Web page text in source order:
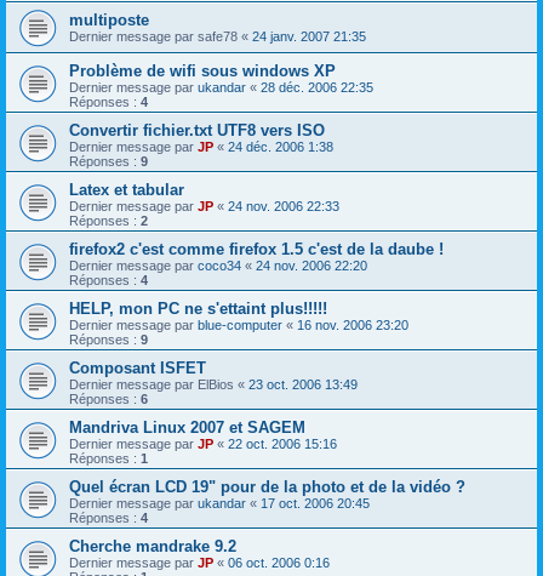
multiposte
Dernier message par safe78 « 24 janv. 2007 21:35
Problème de wifi sous windows XP
Dernier message par ukandar « 28 déc. 2006 22:35
Réponses : 4
Convertir fichier.txt UTF8 vers ISO
Dernier message par JP « 24 déc. 2006 1:38
Réponses : 9
Latex et tabular
Dernier message par JP « 24 nov. 2006 22:33
Réponses : 2
firefox2 c'est comme firefox 1.5 c'est de la daube !
Dernier message par coco34 « 24 nov. 2006 22:20
Réponses : 4
HELP, mon PC ne s'ettaint plus!!!!!
Dernier message par blue-computer « 16 nov. 2006 23:20
Réponses : 9
Composant ISFET
Dernier message par ElBios « 23 oct. 2006 13:49
Réponses : 6
Mandriva Linux 2007 et SAGEM
Dernier message par JP « 22 oct. 2006 15:16
Réponses : 1
Quel écran LCD 19" pour de la photo et de la vidéo ?
Dernier message par ukandar « 17 oct. 2006 20:45
Réponses : 4
Cherche mandrake 9.2
Dernier message par JP « 06 oct. 2006 0:16